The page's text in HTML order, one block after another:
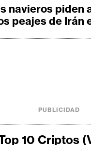
navieros piden
peajes de Irán
PUBLICIDAD
10 Criptos